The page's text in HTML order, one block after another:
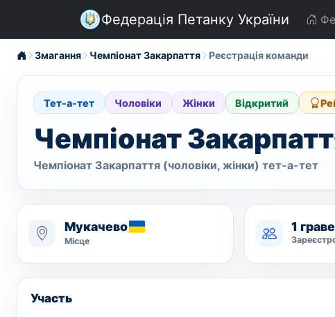
Федерація Петанку України
Змагання Чемпіонат Закарпаття Реєстрація команди
Тет-а-тет Чоловіки Жінки Відкритий
Чемпіонат
Чемпіонат Закарпаття (чоловіки, жінки) тет-а-тет
Мукачево
Місце
1
Участь